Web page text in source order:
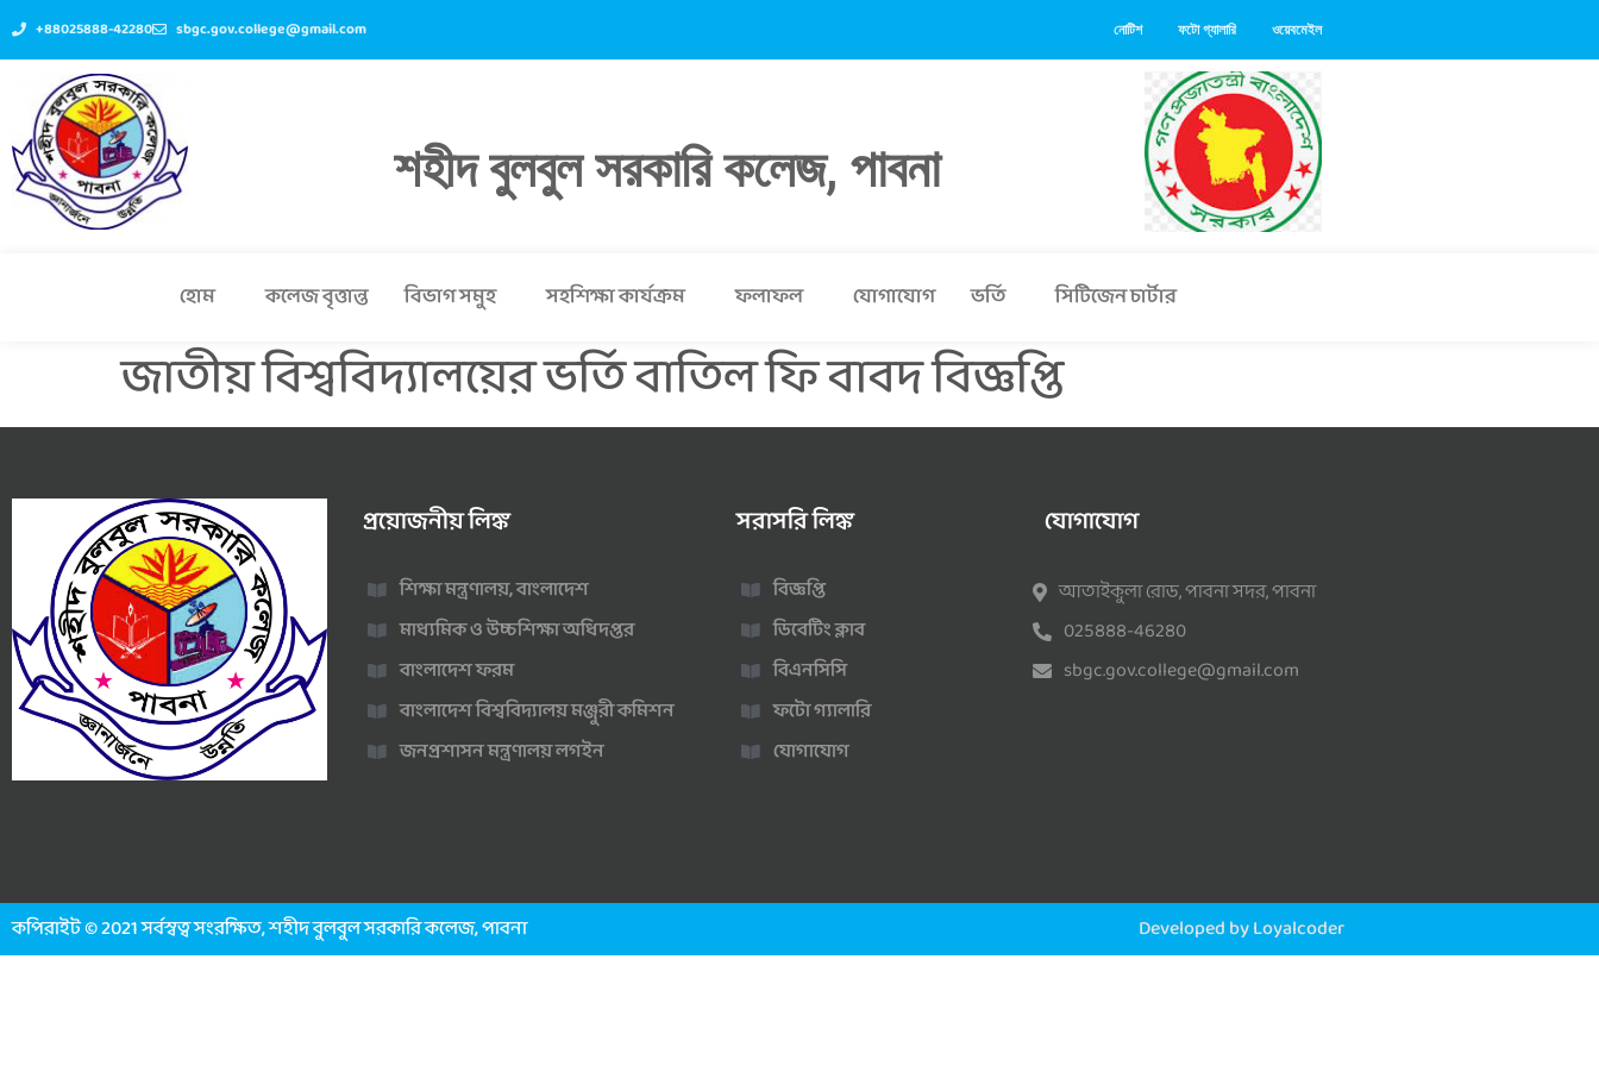
+88025888-42280 sbgc.gov.college@gmail.com নোটিশ ফটো গ্যালারি ওয়েবমেইল
শহীদ বুলবুল সরকারি কলেজ, পাবনা
হোম কলেজ বৃত্তান্ত বিভাগ সমুহ সহশিক্ষা কার্যক্রম ফলাফল যোগাযোগ ভর্তি সিটিজেন চার্টার
জাতীয় বিশ্ববিদ্যালয়ের ভর্তি বাতিল ফি বাবদ বিজ্ঞপ্তি
প্রয়োজনীয় লিঙ্ক
শিক্ষা মন্ত্রণালয়, বাংলাদেশ
মাধ্যমিক ও উচ্চশিক্ষা অধিদপ্তর
বাংলাদেশ ফরম
বাংলাদেশ বিশ্ববিদ্যালয় মঞ্জুরী কমিশন
জনপ্রশাসন মন্ত্রণালয় লগইন
সরাসরি লিঙ্ক
বিজ্ঞপ্তি
ডিবেটিং ক্লাব
বিএনসিসি
ফটো গ্যালারি
যোগাযোগ
যোগাযোগ
আতাইকুলা রোড, পাবনা সদর, পাবনা
025888-46280
sbgc.gov.college@gmail.com
কপিরাইট © 2021 সর্বস্বত্ব সংরক্ষিত, শহীদ বুলবুল সরকারি কলেজ, পাবনা Developed by Loyalcoder